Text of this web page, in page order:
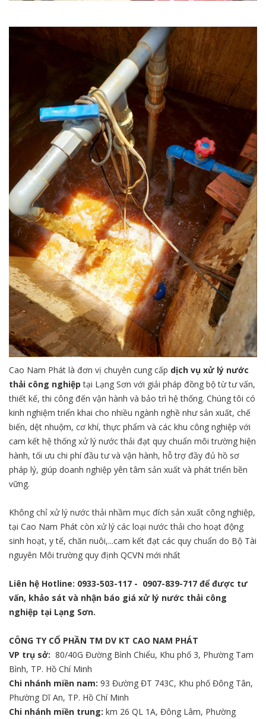
Cao Nam Phát là đơn vị chuyên cung cấp dịch vụ xử lý nước
thải công nghiệp tại Lạng Sơn với giải pháp đồng bộ từ tư vấn,
thiết kế, thi công đến vận hành và bảo trì hệ thống. Chúng tôi có
kinh nghiệm triển khai cho nhiều ngành nghề như sản xuất, chế
biến, dệt nhuộm, cơ khí, thực phẩm và các khu công nghiệp với
cam kết hệ thống xử lý nước thải đạt quy chuẩn môi trường hiện
hành, tối ưu chi phí đầu tư và vận hành, hỗ trợ đầy đủ hồ sơ
pháp lý, giúp doanh nghiệp yên tâm sản xuất và phát triển bền
vững.
Không chỉ xử lý nước thải nhầm mục đích sản xuất công nghiệp,
tại Cao Nam Phát còn xử lý các loại nước thải cho hoạt động
sinh hoạt, y tế, chăn nuôi,...cam kết đạt các quy chuẩn do Bộ Tài
nguyên Môi trường quy định QCVN mới nhất
Liên hệ Hotline: 0933-503-117 - 0907-839-717 để được tư
vấn, khảo sát và nhận báo giá xử lý nước thải công
nghiệp tại Lạng Sơn.
CÔNG TY CỔ PHẦN TM DV KT CAO NAM PHÁT
VP trụ sở: 80/40G Đường Bình Chiểu, Khu phố 3, Phường Tam
Bình, TP. Hồ Chí Minh
Chi nhánh miền nam: 93 Đường ĐT 743C, Khu phố Đông Tân,
Phường Dĩ An, TP. Hồ Chí Minh
Chi nhánh miền trung: km 26 QL 1A, Đông Lâm, Phường